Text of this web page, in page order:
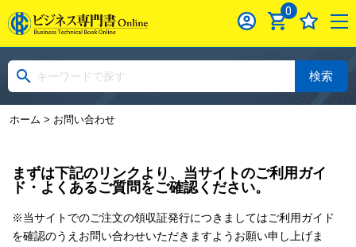
0
検索
ホーム > お問い合わせ
まずは下記のリンクより、当サイトのご利用ガイ
ド・よくあるご質問をご確認ください。
※当サイトでのご注文の領収証発行につきましてはご利用ガイド
を確認のうえお問い合わせいただきますようお願い申し上げま